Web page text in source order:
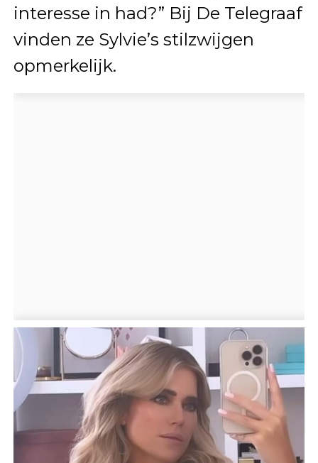
interesse in had?” Bij De Telegraaf
vinden ze Sylvie’s stilzwijgen
opmerkelijk.